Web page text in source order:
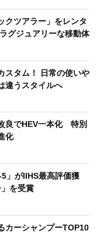
クツアラー」をレンタ
グジュアリーな移動体
スタム！ 日常の使いや
違うスタイルへ
良でHEV一本化 特別
化
」がIIHS最高評価獲
を受賞
カーシャンプーTOP10